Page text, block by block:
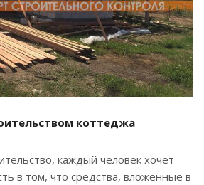
коттеджа
каждый человек хочет
в том, что средства, вложенные в